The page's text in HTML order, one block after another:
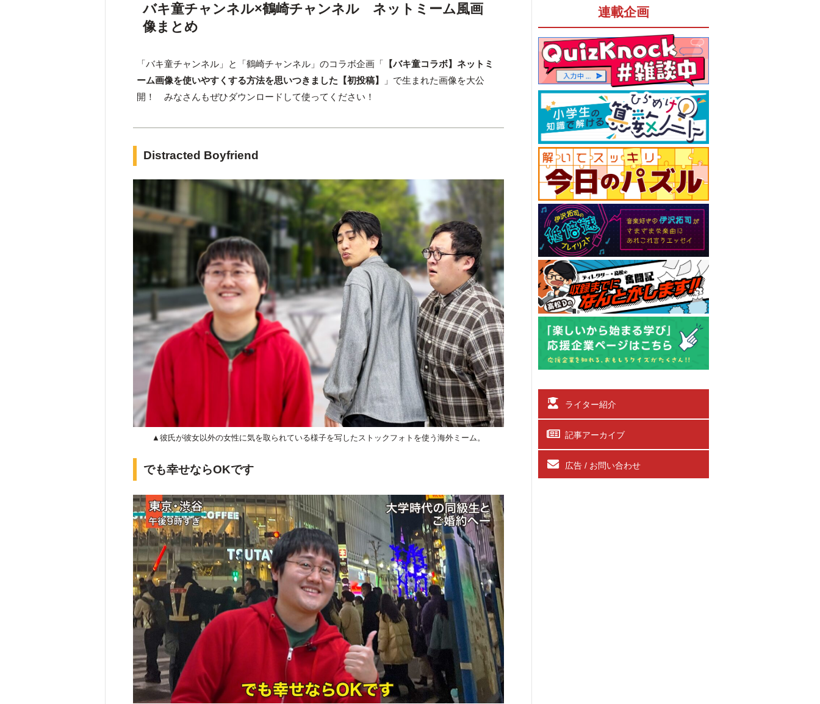
バキ童チャンネル×鶴崎チャンネル ネットミーム風画
像まとめ
「バキ童チャンネル」と「鶴崎チャンネル」のコラボ企画「
【バキ童コラボ】ネットミ
ーム画像を使いやすくする方法を思いつきました【初投稿】
」で生まれた画像を大公
開！ みなさんもぜひダウンロードして使ってください！
Distracted Boyfriend
▲彼氏が彼女以外の女性に気を取られている様子を写したストックフォトを使う海外ミーム。
でも幸せならOKです
連載企画
ライター紹介
記事アーカイブ
広告 / お問い合わせ